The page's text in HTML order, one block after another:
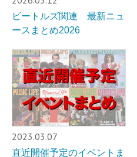
ビートルズ関連 最新ニュ
ースまとめ2026
2023.03.07
直近開催予定のイベントま